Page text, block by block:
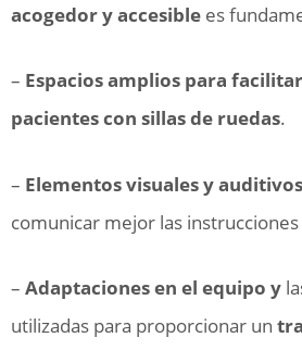
acogedor y accesible es
– Espacios amplios para
pacientes con sillas de ruedas.
– Elementos visuales y auditivos
comunicar mejor las
– Adaptaciones en el equipo y
utilizadas para proporcionar un